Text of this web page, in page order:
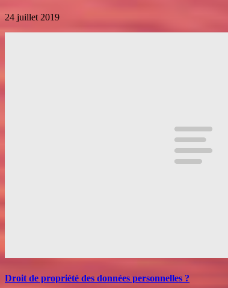
24 juillet 2019
Droit de propriété des données personnelles ?